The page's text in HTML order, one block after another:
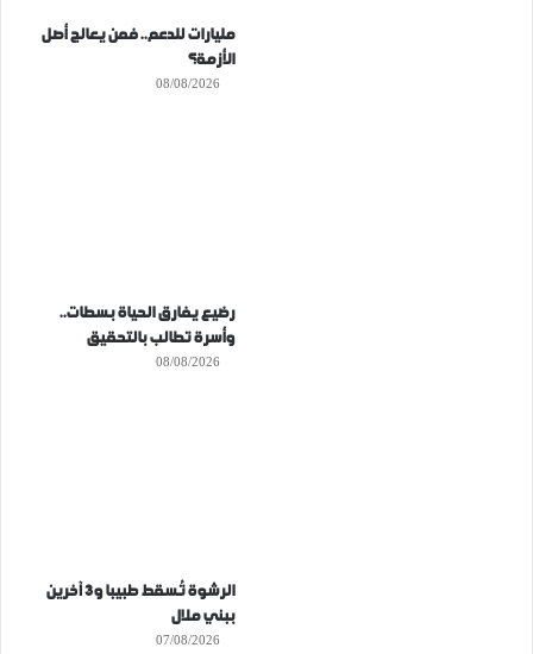
مليارات للدعم.. فمن يعالج أصل
الأزمة؟
08/08/2026
رضيع يفارق الحياة بسطات..
وأسرة تطالب بالتحقيق
08/08/2026
الرشوة تُسقط طبيبا و3 آخرين
ببني ملال
07/08/2026